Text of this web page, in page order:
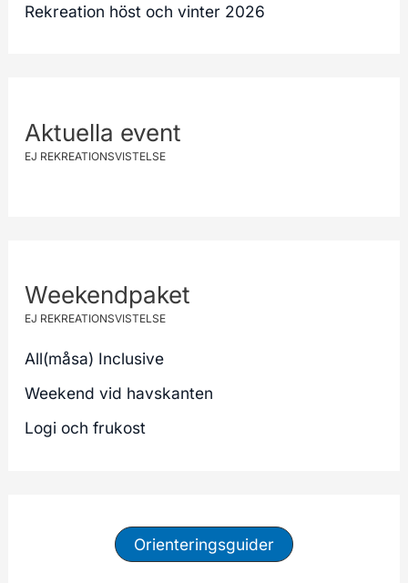
Rekreation höst och vinter 2026
Aktuella event
EJ REKREATIONSVISTELSE
Weekendpaket
EJ REKREATIONSVISTELSE
All(måsa) Inclusive
Weekend vid havskanten
Logi och frukost
Orienteringsguider